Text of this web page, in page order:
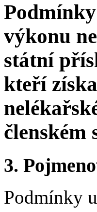
výkonu
státní
kteří
členském
3.
Podmínky